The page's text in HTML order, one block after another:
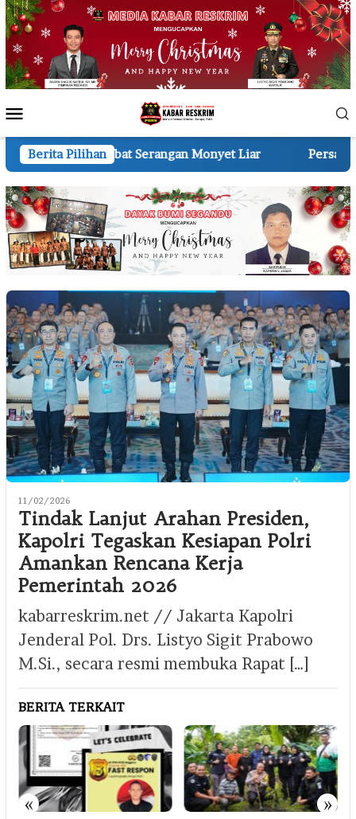
Loncat
ke
konten
Mobile
Berita Pilihan
Serangan Monyet Liar Persatuan Wartawan
11/02/2026
Tindak Lanjut Arahan Presiden,
Kapolri Tegaskan Kesiapan Polri
Amankan Rencana Kerja
Pemerintah 2026
kabarreskrim.net // Jakarta Kapolri
Jenderal Pol. Drs. Listyo Sigit Prabowo
M.Si., secara resmi membuka Rapat […]
BERITA TERKAIT
« »